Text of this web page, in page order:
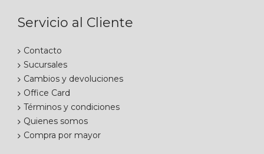
Servicio al Cliente
Contacto
Sucursales
Cambios y devoluciones
Office Card
Términos y condiciones
Quienes somos
Compra por mayor